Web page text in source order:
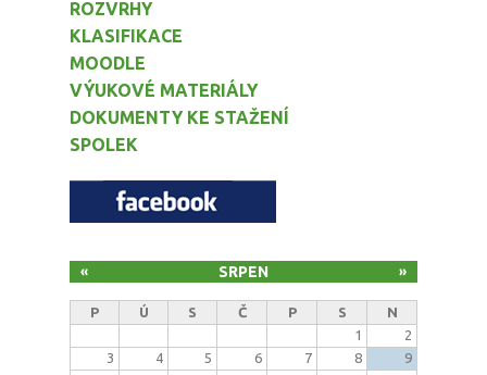
ROZVRHY
KLASIFIKACE
MOODLE
VÝUKOVÉ MATERIÁLY
DOKUMENTY KE STAŽENÍ
SPOLEK
SRPEN
« »
P Ú S Č P S
N
1
2
3
4 5 6 7 8
9